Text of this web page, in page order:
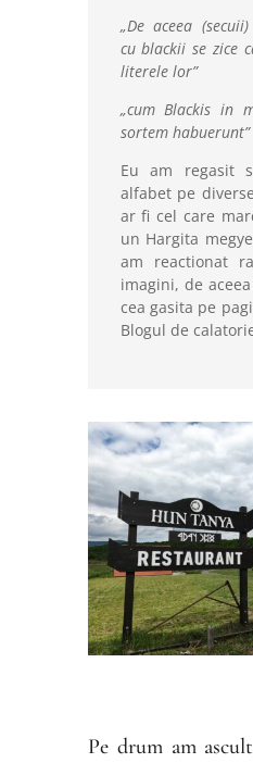
„De aceea
cu blackii se zice
literele lor”
„cum Blackis in
sortem habuerunt”
Eu am regasit
alfabet pe
ar fi cel care
un Hargita
am reactionat
imagini, de
cea gasita pe
Blogul de
Pe drum am